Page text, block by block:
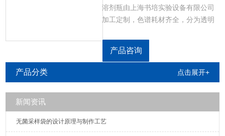
溶剂瓶由上海书培实验设备有限公司
加工定制，色谱耗材齐全，分为透明
口四口等多口瓶，盖子分为单孔盖，2
孔盖，3孔盖，4孔盖，5孔盖，6孔盖
产品咨询
产品分类 点击展开+
新闻资讯
无菌采样袋的设计原理与制作工艺